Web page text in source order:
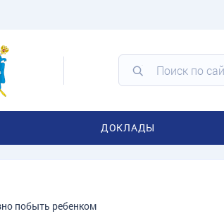
ДОКЛАДЫ
побыть ребенком